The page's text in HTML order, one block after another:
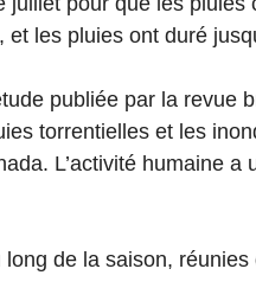
les pluies ont duré
publiée par la revue
torrentielles et les
L’activité humaine
de la saison,